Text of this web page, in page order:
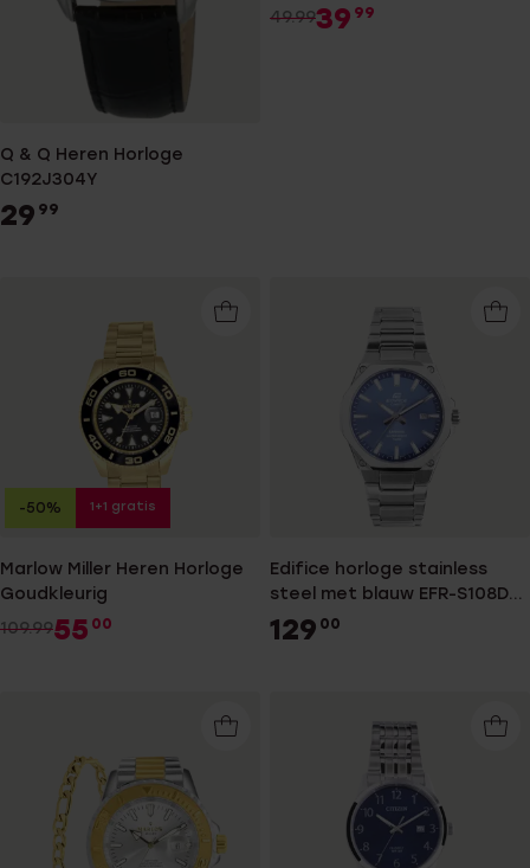
Q & Q Heren Horloge
C192J304Y
29 99
49.9939 99
Marlow Miller Heren Horloge
Goudkleurig
109.9955 00
-50% 1+1 gratis
Edifice horloge stainless
steel met blauw EFR-S108D-
2AVUEF
129 00